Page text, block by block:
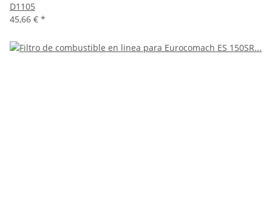
D1105
45,66 € *